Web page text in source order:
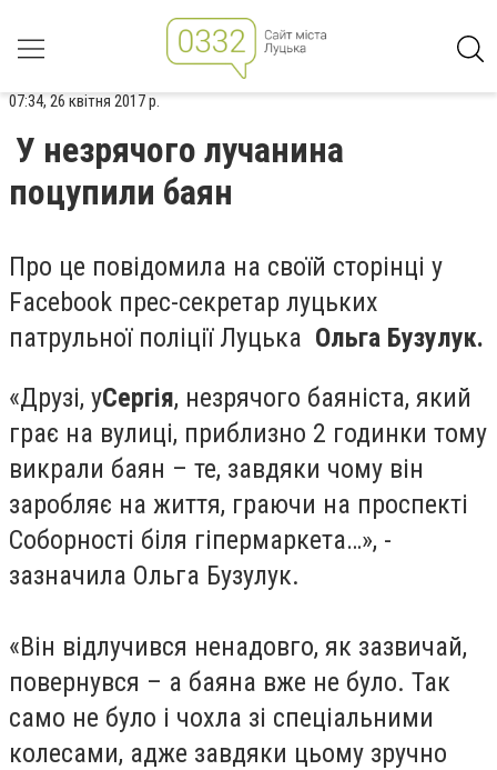
07:34, 26 квітня 2017 р.
У незрячого лучанина
поцупили баян
Про це повідомила на своїй сторінці у
Facebook прес-секретар луцьких
патрульної поліції Луцька Ольга Бузулук.
«Друзі, уСергія, незрячого баяніста, який
грає на вулиці, приблизно 2 годинки тому
викрали баян – те, завдяки чому він
заробляє на життя, граючи на проспекті
Соборності біля гіпермаркета…», -
зазначила Ольга Бузулук.
«Він відлучився ненадовго, як зазвичай,
повернувся – а баяна вже не було. Так
само не було і чохла зі спеціальними
колесами, адже завдяки цьому зручно